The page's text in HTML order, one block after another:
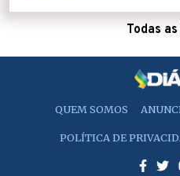
Todas
QUEM SOMOS
POLÍTICA DE